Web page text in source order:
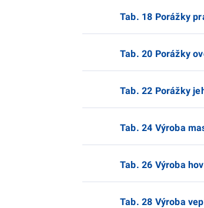
Tab. 18 Porážky
Tab. 20 Porážky
Tab. 22 Porážky
Tab. 24 Výroba
Tab. 26 Výroba
Tab. 28 Výroba